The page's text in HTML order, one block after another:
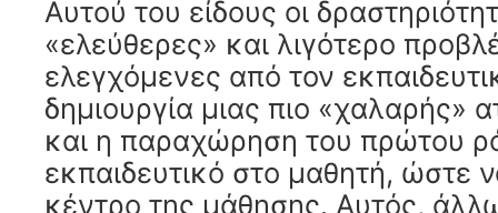
Αυτού του είδους οι
«ελεύθερες» και λιγότερο
ελεγχόμενες από τον
δημιουργία μιας πιο «χαλαρής»
και η παραχώρηση του πρώτου
εκπαιδευτικό στο μαθητή, ώστε
κέντρο της μάθησης. Αυτός,